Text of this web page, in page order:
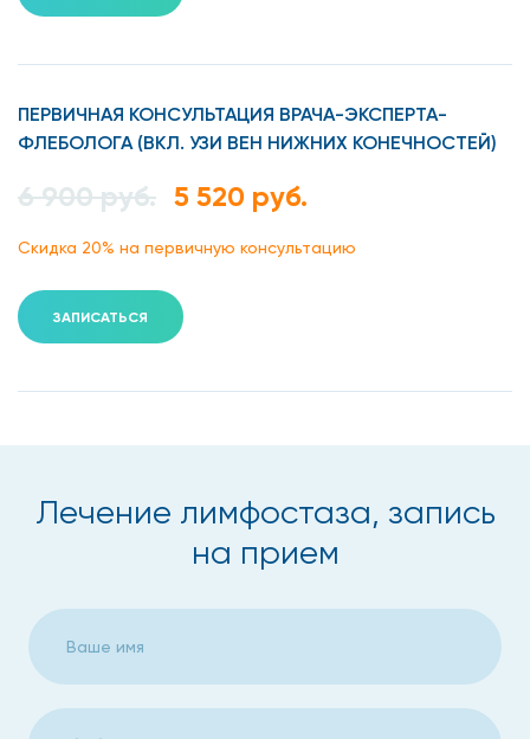
лимфорея-отек прорывается и жидкость вытекает
лимфангиосаркома- опухоль.
(гиперплазия, обструкция сосудов).
Приобретенный лимфостаз
отек, который можно убрать;
Причины недуга
ПЕРВИЧНАЯ КОНСУЛЬТАЦИЯ ВРАЧА-ЭКСПЕРТА-
ФЛЕБОЛОГА (ВКЛ. УЗИ ВЕН НИЖНИХ КОНЕЧНОСТЕЙ)
6 900 руб. 5 520 руб.
Скидка 20% на первичную консультацию
ЗАПИСАТЬСЯ
Лечение лимфостаза, запись
на прием